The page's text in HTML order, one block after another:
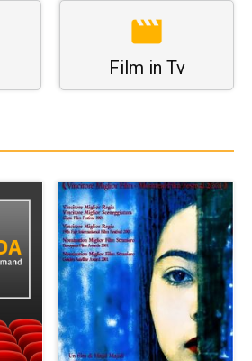
Film in Tv